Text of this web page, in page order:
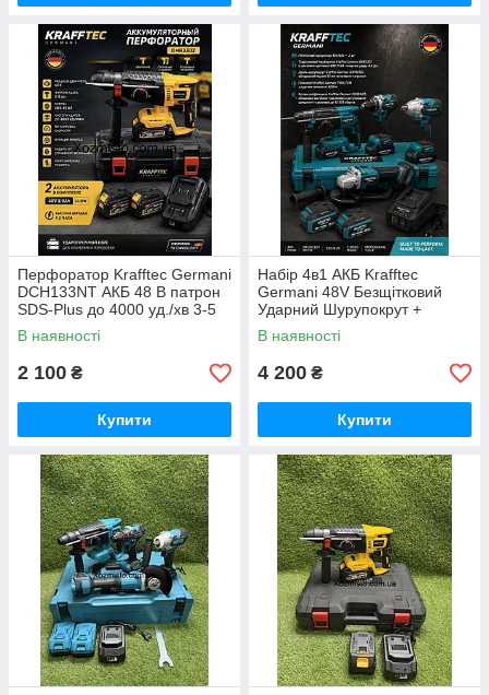
Перфоратор Krafftec Germani
DCH133NT АКБ 48 В патрон
SDS-Plus до 4000 уд./хв 3-5
Дж
В наявності
2 100 ₴
Купити
Набір 4в1 АКБ Krafftec
Germani 48V Безщітковий
Ударний Шурупокрут +
Перфоратор + Болгарка +
Гайковерт Набір 4в1
Німеччина Синій
В наявності
4 200 ₴
Купити